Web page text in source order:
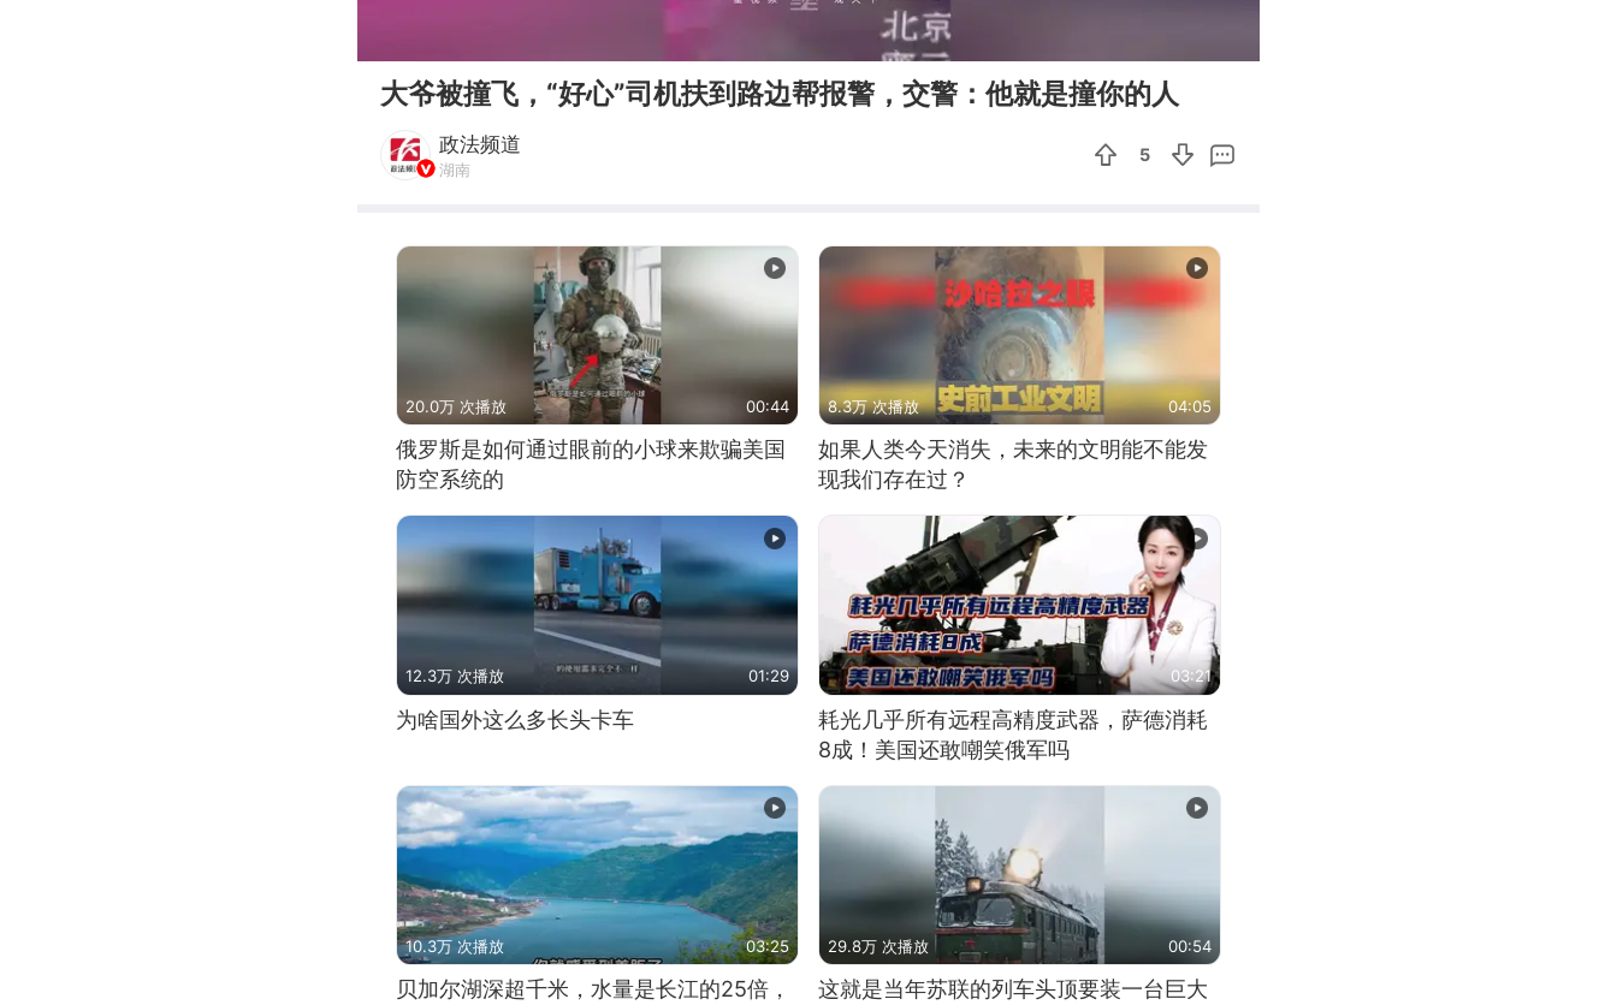
大爷被撞飞，“好心”司机扶到路边帮报警，交警：他就是撞你的人
政法频道
湖南
5
20.0万 次播放 00:44
俄罗斯是如何通过眼前的小球来欺骗美国
防空系统的
8.3万 次播放 04:05
如果人类今天消失，未来的文明能不能发
现我们存在过？
12.3万 次播放 01:29
为啥国外这么多长头卡车
03:21
耗光几乎所有远程高精度武器，萨德消耗
8成！美国还敢嘲笑俄军吗
10.3万 次播放 03:25
贝加尔湖深超千米，水量是长江的25倍，
29.8万 次播放 00:54
这就是当年苏联的列车头顶要装一台巨大